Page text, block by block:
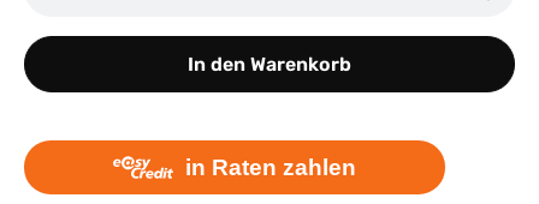
In den Warenkorb